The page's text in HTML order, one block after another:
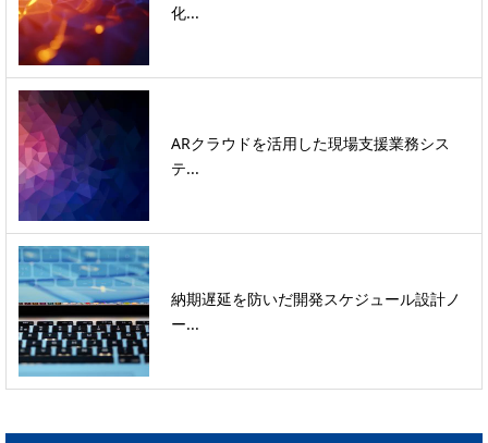
化...
ARクラウドを活用した現場支援業務シス
テ...
納期遅延を防いだ開発スケジュール設計ノ
ー...